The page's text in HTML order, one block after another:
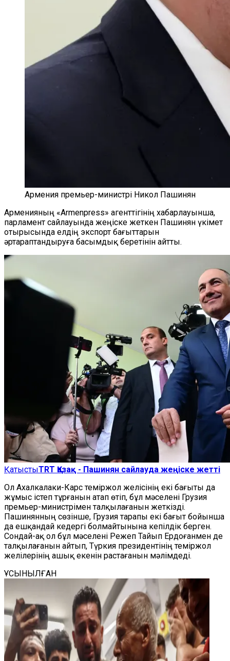
Армения премьер-министрі Никол Пашинян
Арменияның «Armenpress» агенттігінің хабарлауынша,
парламент сайлауында жеңіске жеткен Пашинян үкімет
отырысында елдің экспорт бағыттарын
әртараптандыруға басымдық беретінін айтты.
ҚатыстыTRT Қазақ - Пашинян сайлауда жеңіске жетті
Ол Ахалкалаки-Карс теміржол желісінің екі бағыты да
жұмыс істеп тұрғанын атап өтіп, бұл мәселені Грузия
премьер-министрімен талқылағанын жеткізді.
Пашинянның сөзінше, Грузия тарапы екі бағыт бойынша
да ешқандай кедергі болмайтынына кепілдік берген.
Сондай-ақ ол бұл мәселені Режеп Тайып Ердоғанмен де
талқылағанын айтып, Түркия президентінің теміржол
желілерінің ашық екенін растағанын мәлімдеді.
ҰСЫНЫЛҒАН